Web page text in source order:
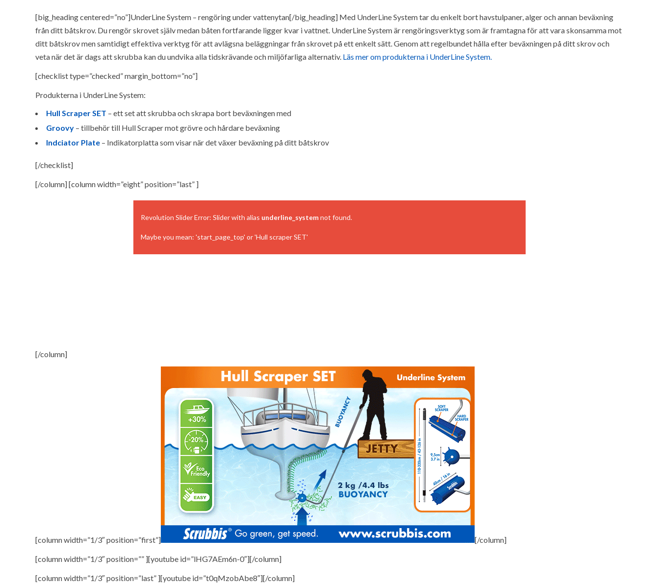
[big_heading centered=”no”]UnderLine System – rengöring under vattenytan[/big_heading] Med UnderLine System tar du enkelt bort havstulpaner, alger och annan beväxning
från ditt båtskrov. Du rengör skrovet själv medan båten fortfarande ligger kvar i vattnet. UnderLine System är rengöringsverktyg som är framtagna för att vara skonsamma mot
ditt båtskrov men samtidigt effektiva verktyg för att avlägsna beläggningar från skrovet på ett enkelt sätt. Genom att regelbundet hålla efter beväxningen på ditt skrov och
veta när det är dags att skrubba kan du undvika alla tidskrävande och miljöfarliga alternativ. Läs mer om produkterna i UnderLine System.
[checklist type=”checked” margin_bottom=”no”]
Produkterna i UnderLine System:
Hull Scraper SET – ett set att skrubba och skrapa bort beväxningen med
Groovy – tillbehör till Hull Scraper mot grövre och hårdare beväxning
Indciator Plate – Indikatorplatta som visar när det växer beväxning på ditt båtskrov
[/checklist]
[/column] [column width=”eight” position=”last” ]
Revolution Slider Error: Slider with alias underline_systemnot found.
Maybe you mean: 'start_page_top' or 'Hull scraper SET'
[/column]
[column width=”1/3″ position=”first”] [/column]
[column width=”1/3″ position=”” ][youtube id=”lHG7AEm6n-0″][/column]
[column width=”1/3″ position=”last” ][youtube id=”t0qMzobAbe8″][/column]